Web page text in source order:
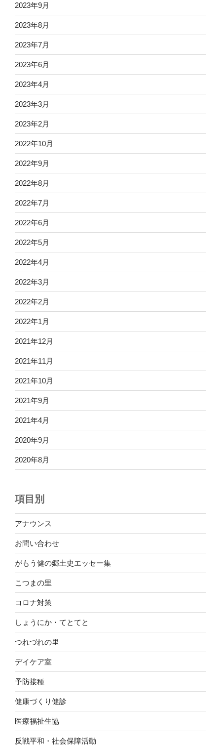
2023年9月
2023年8月
2023年7月
2023年6月
2023年4月
2023年3月
2023年2月
2022年10月
2022年9月
2022年8月
2022年7月
2022年6月
2022年5月
2022年4月
2022年3月
2022年2月
2022年1月
2021年12月
2021年11月
2021年10月
2021年9月
2021年4月
2020年9月
2020年8月
項目別
アナウンス
お問い合わせ
がもう健の郷土史エッセー集
こつまの里
コロナ対策
しょうにか・てとてと
つれづれの里
デイケア室
予防接種
健康づくり健診
医療福祉生協
反戦平和・社会保障活動